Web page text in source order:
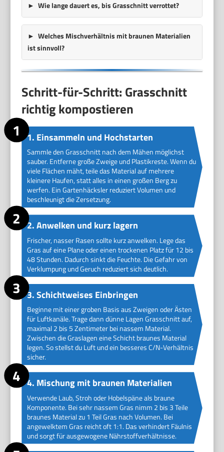
Wie lange dauert es, bis Grasschnitt verrottet?
Welches Mischverhältnis mit braunen Materialien
ist sinnvoll?
Schritt-für-Schritt: Grasschnitt
richtig kompostieren
1. Einsammeln und Hochstarten
Sammle den Grasschnitt nach dem Mähen möglichst
sauber. Entferne große Zweige und Plastikreste. Wenn du
viele Flächen mäht, teile das Material auf mehrere
kleinere Haufen, statt alles in einen großen Berg zu
werfen. Ein Gartenhäcksler reduziert Volumen und
beschleunigt die Zersetzung.
2. Anwelken und kurz lagern
Frischer, nasser Rasen sollte kurz anwelken. Lege das
Gras auf eine Plane oder einen trockenen Platz für 12 bis
48 Stunden. Dadurch sinkt die Feuchte. Die Gefahr von
Verklumpung und Geruch reduziert sich deutlich.
3. Schichtweises Einbringen
Beginne mit einer groben Basis aus Zweigen oder Ästen
für Luftkanäle. Trage dann dünne Lagen Grasschnitt auf,
maximal 2 bis 5 Zentimeter bei nassem Material.
Zwischen die Graslagen eine Schicht braunes Material
legen. So stellst du Luft und ein besseres C/N-Verhältnis
sicher.
4. Mischung mit braunen Materialien
Verwende Laub, Stroh oder Hobelspäne als braune
Komponente. Bei sehr nassem Gras nimm 2 bis 3 Teile
braunes Material zu 1 Teil Gras nach Volumen. Bei
angewelktem Gras reicht oft 1:1. Das verhindert Fäulnis
und sorgt für ausgewogene Nährstoffverhältnisse.